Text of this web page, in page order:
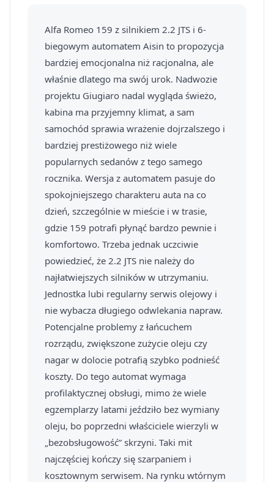
Alfa Romeo 159 z silnikiem 2.2 JTS i 6-
biegowym automatem Aisin to propozycja
bardziej emocjonalna niż racjonalna, ale
właśnie dlatego ma swój urok. Nadwozie
projektu Giugiaro nadal wygląda świeżo,
kabina ma przyjemny klimat, a sam
samochód sprawia wrażenie dojrzalszego i
bardziej prestiżowego niż wiele
popularnych sedanów z tego samego
rocznika. Wersja z automatem pasuje do
spokojniejszego charakteru auta na co
dzień, szczególnie w mieście i w trasie,
gdzie 159 potrafi płynąć bardzo pewnie i
komfortowo. Trzeba jednak uczciwie
powiedzieć, że 2.2 JTS nie należy do
najłatwiejszych silników w utrzymaniu.
Jednostka lubi regularny serwis olejowy i
nie wybacza długiego odwlekania napraw.
Potencjalne problemy z łańcuchem
rozrządu, zwiększone zużycie oleju czy
nagar w dolocie potrafią szybko podnieść
koszty. Do tego automat wymaga
profilaktycznej obsługi, mimo że wiele
egzemplarzy latami jeździło bez wymiany
oleju, bo poprzedni właściciele wierzyli w
„bezobsługowość” skrzyni. Taki mit
najczęściej kończy się szarpaniem i
kosztownym serwisem. Na rynku wtórnym